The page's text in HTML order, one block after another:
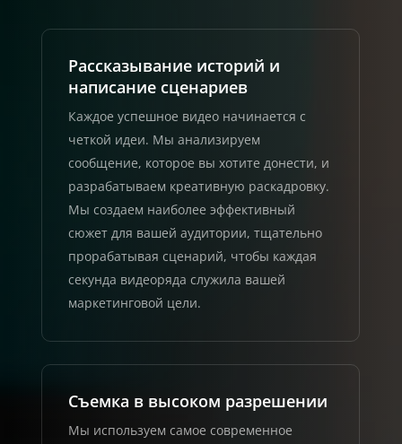
Рассказывание историй и
написание сценариев
Каждое успешное видео начинается с
четкой идеи. Мы анализируем
сообщение, которое вы хотите донести, и
разрабатываем креативную раскадровку.
Мы создаем наиболее эффективный
сюжет для вашей аудитории, тщательно
прорабатывая сценарий, чтобы каждая
секунда видеоряда служила вашей
маркетинговой цели.
Съемка в высоком разрешении
Мы используем самое современное